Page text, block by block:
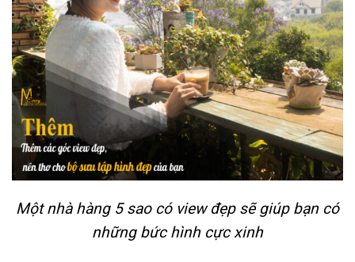
Một nhà hàng 5 sao có view đẹp sẽ giúp bạn có
những bức hình cực xinh